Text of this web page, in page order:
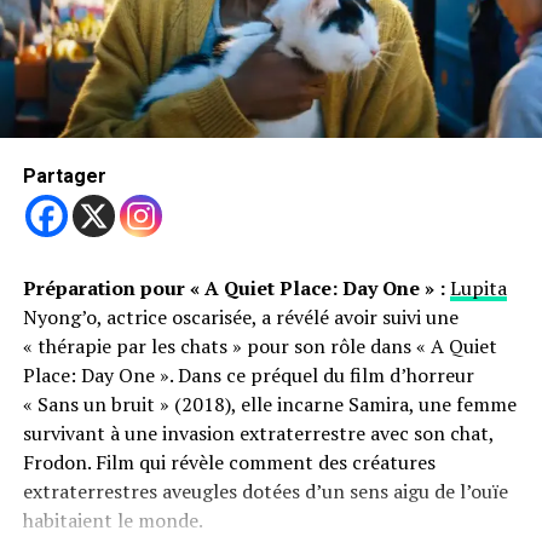
Conclusion
Mewgenics est un projet ambitieux qui mêle stratégie,
gestion et amour des chats. Après une longue attente, le
expérience unique pour les fans de McMillen et les
amoureux des chats. Rendez-vous sur Steam l’année
Partager
des moments spéciaux, comme un mémorial pour un
chien bien-aimé du quartier, nommé Princesse Pickles.
Trending
Une peinture de chien de
La promenade canine est bien plus qu’une simple
balade. Elle renforce le sentiment de communauté et de
convivialité. Taylor Dahlin, participant régulier,
apprécie cette occasion unique de rencontrer ses voisins
et de voir les chiens. Paula Chesley, une autre
participante fidèle, amène son chien Billie Jean dans une
poussette pour socialiser avec les gens. Bien que Billie
Jean soit décédé, Chesley continue de participer avec
Partager
Préparation pour « A Quiet Place: Day One » :Lupita
Nyong’o, actrice oscarisée, a révélé avoir suivi une
« thérapie par les chats » pour son rôle dans « A Quiet
Place: Day One ». Dans ce préquel du film d’horreur
« Sans un bruit » (2018), elle incarne Samira, une femme
survivant à une invasion extraterrestre avec son chat,
Frodon. Film qui révèle comment des créatures
extraterrestres aveugles dotées d’un sens aigu de l’ouïe
habitaient le monde.